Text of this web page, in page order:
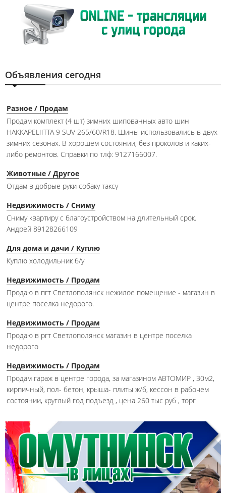
Объявления сегодня
Разное / Продам
Продам комплект (4 шт) зимних шипованных авто шин
HAKKAPELIITTA 9 SUV 265/60/R18. Шины использовались в двух
зимних сезонах. В хорошем состоянии, без проколов и каких-
либо ремонтов. Справки по тлф: 9127166007.
Животные / Другое
Отдам в добрые руки собаку таксу
Недвижимость / Сниму
Сниму квартиру с благоустройством на длительный срок.
Андрей 89128266109
Для дома и дачи / Куплю
Куплю холодильник б/у
Недвижимость / Продам
Продаю в пгт Светлополянск нежилое помещение - магазин в
центре поселка недорого.
Недвижимость / Продам
Продаю в ргт Светлополянск магазин в центре поселка
недорого
Недвижимость / Продам
Продам гараж в центре города, за магазином АВТОМИР , 30м2,
кирпичный, пол- бетон, крыша- плиты ж/б, кессон в рабочем
состоянии, круглый год подъезд , цена 260 тыс руб , торг